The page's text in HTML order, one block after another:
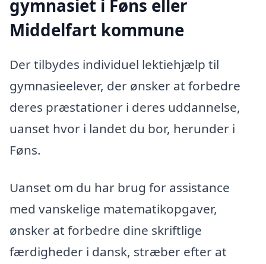
gymnasiet i Føns eller
Middelfart kommune
Der tilbydes individuel lektiehjælp til
gymnasieelever, der ønsker at forbedre
deres præstationer i deres uddannelse,
uanset hvor i landet du bor, herunder i
Føns.
Uanset om du har brug for assistance
med vanskelige matematikopgaver,
ønsker at forbedre dine skriftlige
færdigheder i dansk, stræber efter at